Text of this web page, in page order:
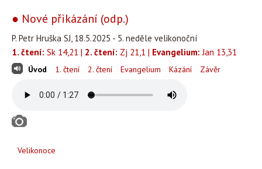
● Nové přikázání (odp.)
P. Petr Hruška SJ, 18.5.2025 - 5. neděle velikonoční
1. čtení: Sk 14,21 | 2. čtení: Zj 21,1 | Evangelium: Jan 13,31
Úvod 1. čtení 2. čtení Evangelium Kázání Závěr
Velikonoce